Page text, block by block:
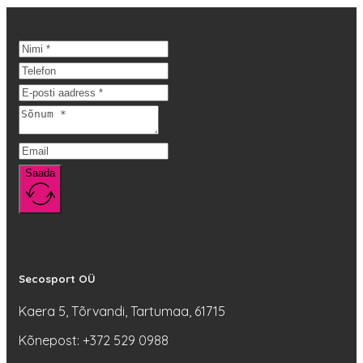
59,00 €.53,10 €.
on
Saada
Secosport OÜ
Kaera 5, Tõrvandi, Tartumaa, 61715
Kõnepost: +372 529 0988